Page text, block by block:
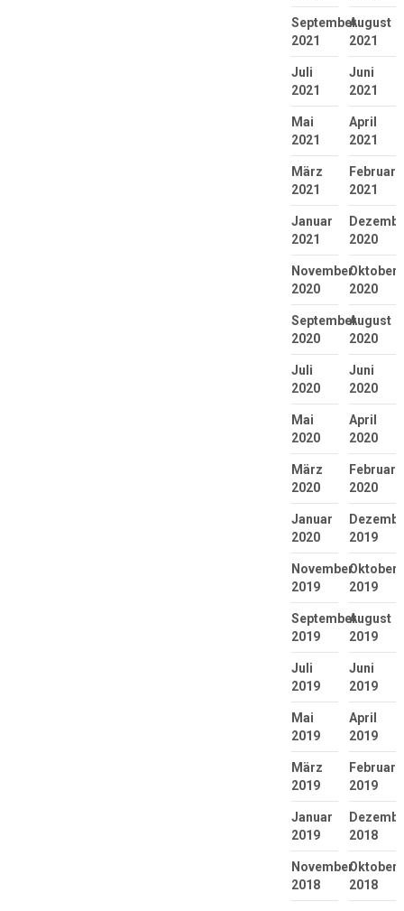
September
2021
August
2021
Juli
2021
Juni
2021
Mai
2021
April
2021
März
2021
Februar
2021
Januar
2021
2020
November
2020
Oktober
2020
September
2020
August
2020
Juli
2020
Juni
2020
Mai
2020
April
2020
März
2020
Februar
2020
Januar
2020
2019
November
2019
Oktober
2019
September
2019
August
2019
Juli
2019
Juni
2019
Mai
2019
April
2019
März
2019
Februar
2019
Januar
2019
2018
November
2018
Oktober
2018